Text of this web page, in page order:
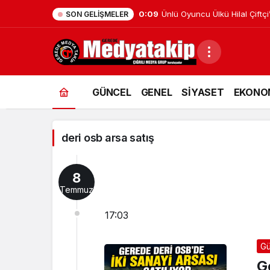
SON GELIŞMELER 0:09 Ünlü Oyuncu Ülkü Hilal
deri
osb
arsa
satış
Haberleri
GÜNCEL GENEL SİYASET
deri osb arsa satış
8
Temmuz
17:03